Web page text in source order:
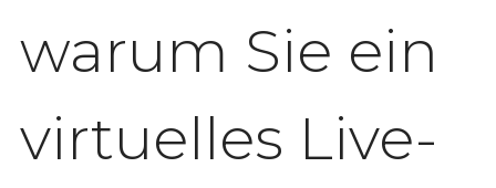
warum Sie ein
virtuelles Live-